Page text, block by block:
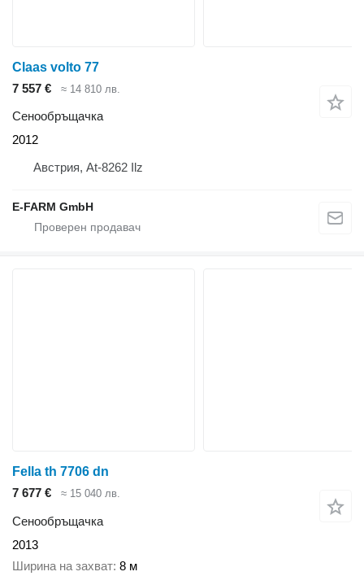
Claas volto 77
7 557 €
≈ 14 810 лв.
Сенообръщачка
2012
Австрия, At-8262 Ilz
E-FARM GmbH
Fella th 7706 dn
7 677 €
≈ 15 040 лв.
Сенообръщачка
2013
Ширина на захват 8 м